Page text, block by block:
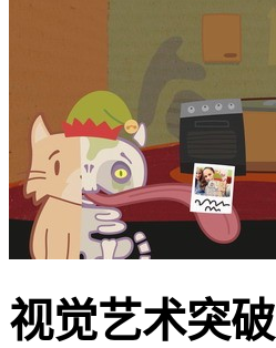
视觉艺术突破